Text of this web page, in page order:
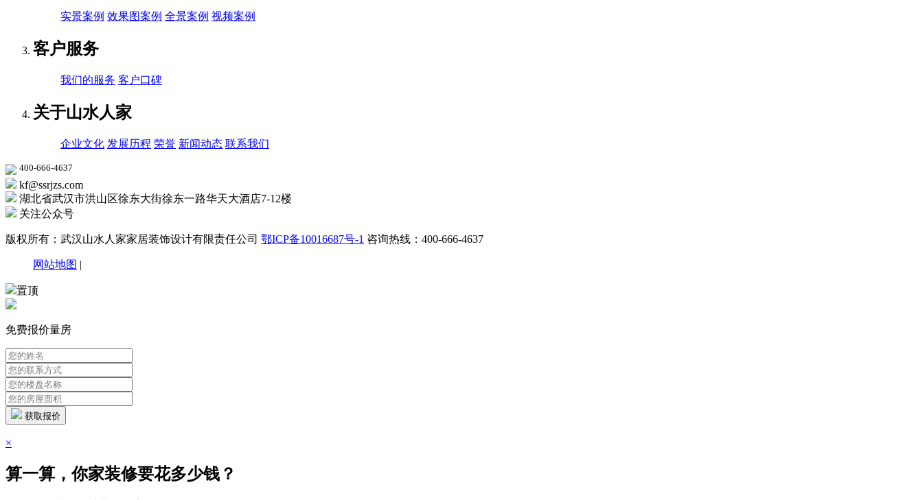
实景案例 效果图案例 全景案例 视频案例
客户服务
我们的服务 客户口碑
关于山水人家
企业文化 发展历程 荣誉 新闻动态 联系我们
400-666-4637
kf@ssrjzs.com
湖北省武汉市洪山区徐东大街徐东一路华天大酒店7-12楼
关注公众号
版权所有：武汉山水人家家居装饰设计有限责任公司 鄂ICP备10016687号-1 咨询热线：400-666-4637
网站地图 |
置顶
免费报价量房
获取报价
×
算一算，你家装修要花多少钱？